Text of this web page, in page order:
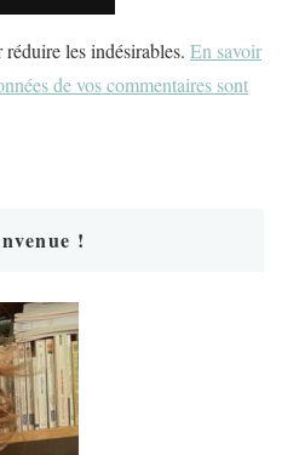
les indésirables. En savoir
de vos commentaires sont
!